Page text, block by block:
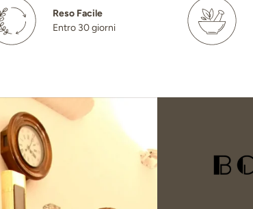
Reso Facile
Entro 30 giorni